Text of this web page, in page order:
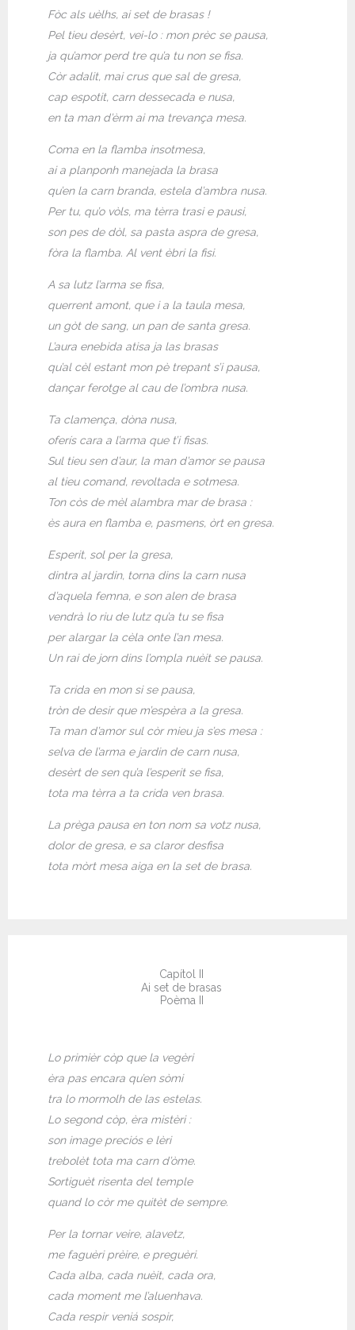
Fòc als uèlhs, ai set de brasas !
Pel tieu desèrt, vei-lo : mon prèc se pausa,
ja qu’amor perd tre qu’a tu non se fisa.
Còr adalit, mai crus que sal de gresa,
cap espotit, carn dessecada e nusa,
en ta man d’èrm ai ma trevança mesa.
Coma en la flamba insotmesa,
ai a planponh manejada la brasa
qu’en la carn branda, estela d’ambra nusa.
Per tu, qu’o vòls, ma tèrra trasi e pausi,
son pes de dòl, sa pasta aspra de gresa,
fòra la flamba. Al vent èbri la fisi.
A sa lutz l’arma se fisa,
querrent amont, que i a la taula mesa,
un gòt de sang, un pan de santa gresa.
L’aura enebida atisa ja las brasas
qu’al cèl estant mon pè trepant s’i pausa,
dançar ferotge al cau de l’ombra nusa.
Ta clamença, dòna nusa,
oferís cara a l’arma que t’i fisas.
Sul tieu sen d’aur, la man d’amor se pausa
al tieu comand, revoltada e sotmesa.
Ton còs de mèl alambra mar de brasa :
ès aura en flamba e, pasmens, òrt en gresa.
Esperit, sol per la gresa,
dintra al jardin, torna dins la carn nusa
d’aquela femna, e son alen de brasa
vendrà lo riu de lutz qu’a tu se fisa
per alargar la cèla onte l’an mesa.
Un rai de jorn dins l’ompla nuèit se pausa.
Ta crida en mon si se pausa,
tròn de desir que m’espèra a la gresa.
Ta man d’amor sul còr mieu ja s’es mesa :
selva de l’arma e jardin de carn nusa,
desèrt de sen qu’a l’esperit se fisa,
tota ma tèrra a ta crida ven brasa.
La prèga pausa en ton nom sa votz nusa,
dolor de gresa, e sa claror desfisa
tota mòrt mesa aiga en la set de brasa.
Capítol II
Ai set de brasas
Poèma II
Lo primièr còp que la vegèri
èra pas encara qu’en sòmi
tra lo mormolh de las estelas.
Lo segond còp, èra mistèri :
son image preciós e lèri
trebolèt tota ma carn d’òme.
Sortiguèt risenta del temple
quand lo còr me quitèt de sempre.
Per la tornar veire, alavetz,
me faguèri prèire, e preguèri.
Cada alba, cada nuèit, cada ora,
cada moment me l’aluenhava.
Cada respir veniá sospir,